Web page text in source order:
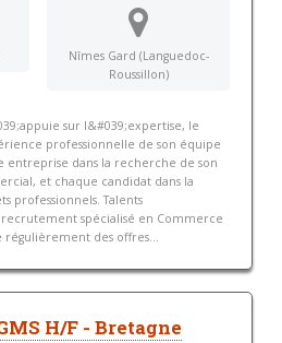
Nîmes Gard (Languedoc-
Roussillon)
sur l&#039;expertise, le
professionnelle de son équipe
entreprise dans la recherche de son
et chaque candidat dans la
professionnels. Talents
spécialisé en Commerce
régulièrement des offres...
H/F - Bretagne